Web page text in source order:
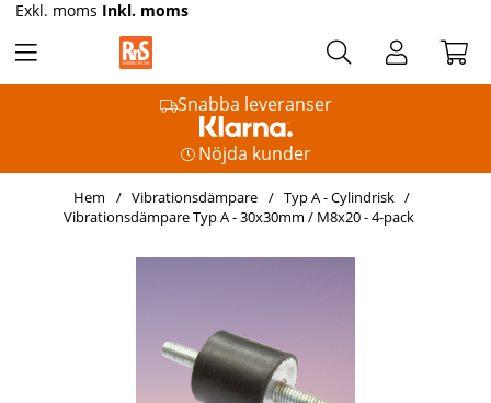
Snabba leveranser
Nöjda kunder
Exkl. moms Inkl. moms
Hem Vibrationsdämpare
Typ A - Cylindrisk
Vibrationsdämpare Typ A - 30x30mm / M8x20 - 4-pack